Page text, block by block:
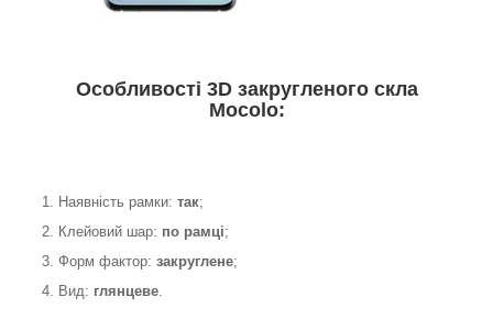
Особливості 3D закругленого скла
Mocolo:
1. Наявність рамки: так;
2. Клейовий шар: по рамці;
3. Форм фактор: закруглене;
4. Вид: глянцеве.